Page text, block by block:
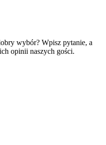
wybór? Wpisz pytanie, a
opinii naszych gości.